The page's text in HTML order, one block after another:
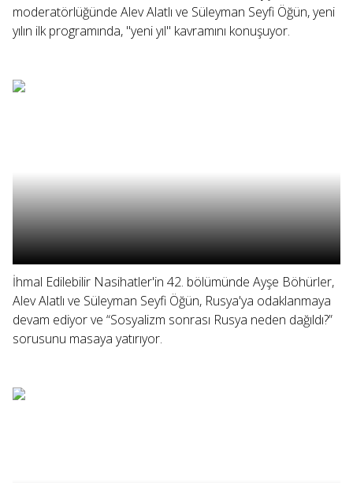
moderatörlüğünde Alev Alatlı ve Süleyman Seyfi Öğün, yeni
yılın ilk programında, "yeni yıl" kavramını konuşuyor.
İhmal Edilebilir Nasihatler'in 42. bölümünde Ayşe Böhürler,
Alev Alatlı ve Süleyman Seyfi Öğün, Rusya'ya odaklanmaya
devam ediyor ve “Sosyalizm sonrası Rusya neden dağıldı?”
sorusunu masaya yatırıyor.